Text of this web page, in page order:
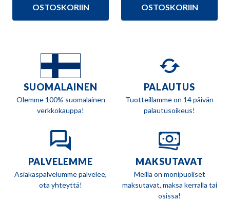
49,90 €.
42,90 €.
OSTOSKORIIN
OSTOSKORIIN
SUOMALAINEN
Olemme 100% suomalainen
verkkokauppa!
PALAUTUS
Tuotteillamme on 14 päivän
palautusoikeus!
PALVELEMME
Asiakaspalvelumme palvelee,
ota yhteyttä!
MAKSUTAVAT
Meillä on monipuoliset
maksutavat, maksa kerralla tai
osissa!